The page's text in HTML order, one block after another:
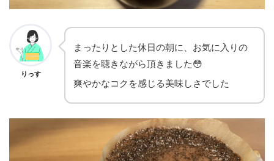
りっす
まったりとした休日の朝に、お気に入りの
音楽を聴きながら頂きました😳
爽やかなコクを感じる美味しさでした